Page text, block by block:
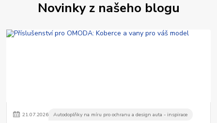
Novinky z našeho blogu
21.07.2026 Autodoplňky na míru pro ochranu a design auta - inspirace